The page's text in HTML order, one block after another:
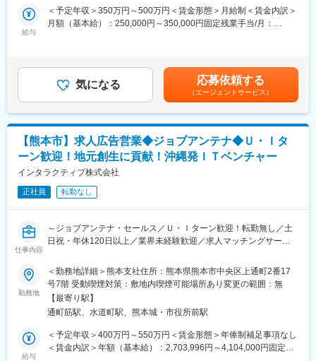
【業務の魅力】
マス×デジタル×イベントを統合したクロスメディアの提案力を磨
【企業魅力】
1991年設立の安定基盤と地場での高い信頼性、健康経営認定の働
少数精鋭で裁量が大きく、グループ内交流によりキャリアの幅が
広がります。
【働き方魅力】
年間休日125日、残業は月平均10時間程度とワークライフバラン
スを保ちやすい環境です。
住宅手当や研修支援など福利厚生も整っており長期的な成長と定
着を支援します。
変更の範囲：会社の定める業務
ブランディングに関わることができます◎
・事業拡大期にあり、将来的に商品企画やマーケティングなど挑
【仕事内容】
地方自治体のふるさと納税受託における新規開拓から戦略提案ま
連携強化が急務です。これまで培った運用ノウハウを武器に、全
国への展開をさらに加速させるため、自らKPIを設計・実行し、営
業組織を牽引していただける能動的な人材を募集します。
・インサイドセールス室にて獲得した自治体との商談、顧客ニー
ズヒアリング、課題解決提案
・目標達成に向けたKPIの進捗管理・最適化
・プロポーザル（入札）案件の対応～受託後のプロジェクトマネ
ジメント（各部署との連携・サイト公開までの進行管理）
・グループ及びチーム内の進捗管理・育成
課題例：
・近隣自治体に比べて寄付額が伸び悩んでいる
・職員が多忙で、返礼品開拓や事務作業に手が回らない
・一時的な寄付ではなく、関係人口（ファン）を増やしたい
給与
＜予定年収＞350万円～500万円＜賃金形態＞月給制＜賃金内訳＞
月額（基本給）：250,000円～350,000円固定残業手当/月：
給：年2回(2月､8月)■賞与：年2回(3.00ヶ月分＊前年度実績)賃金
はあくまでも目安の金額であり、選考を通じて上下する可能性が
あります。月給(月額)は固定手当を含めた表記です。
気になる 応募依頼する
（エージェントサービス）
【熊本市】求人広告営業◆ジョブアンテナ◆Ｕ・Ｉタ
ーン歓迎！地元創生に貢献！沖縄発ＩＴベンチャー
インタラクティブ株式会社
正社員 転勤なし
仕事内容
～ジョブアンテナ・セールス／Ｕ・Ｉターン歓迎！転勤無し／土
日祝・年休120日以上／業界未経験歓迎／求人マッチングサービ
◎～
■ポジション概要
沖縄最大級の求人マッチングサービス「ジョブアンテナ」の拡大
を担う法人営業職です。顧客企業の採用課題に向き合い、媒体提
案だけでなく採用コンサルティングまで幅広く支援いただきま
す。
勤務地
＜勤務地詳細＞熊本支社住所：熊本県熊本市中央区上通町2番17
号7階 受動喫煙対策：敷地内喫煙可能場所あり変更の範囲：無
【最寄り駅】
通町筋駅、水道町駅、熊本城・市役所前駅
給与
＜予定年収＞400万円～550万円＜賃金形態＞年俸制補足事項なし
＜賃金内訳＞年額（基本給）：2,703,996円～4,104,000円固定残